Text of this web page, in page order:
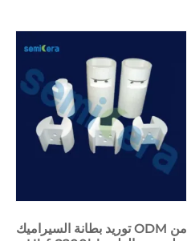
توريد بطانة السيراميك ODM من